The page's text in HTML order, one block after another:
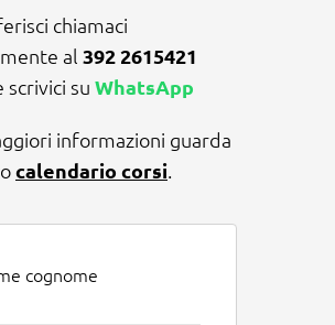
chiamaci
al 392 2615421
scrivici su WhatsApp
informazioni guarda
calendario corsi.
cognome